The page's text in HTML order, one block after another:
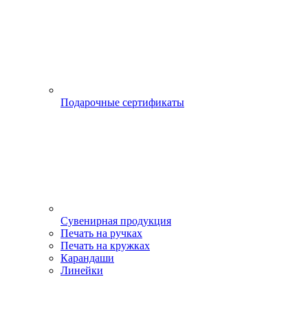
Подарочные сертификаты
Сувенирная продукция
Печать на ручках
Печать на кружках
Карандаши
Линейки